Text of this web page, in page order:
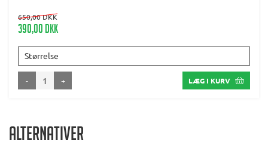
650,00 DKK
390,00 DKK
Størrelse
- + LÆG I KURV
Alternativer